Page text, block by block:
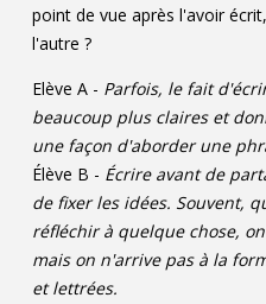
point de vue après l'avoir
l'autre ?
Elève A - Parfois, le fait
beaucoup plus claires et
une façon d'aborder une
Élève B - Écrire avant de
de fixer les idées. Souvent,
réfléchir à quelque chose,
mais on n'arrive pas à la
et lettrées.